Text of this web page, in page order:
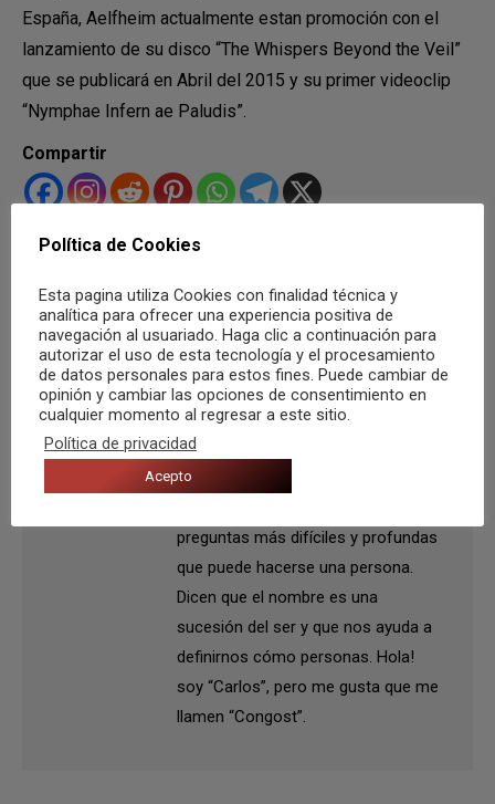
España, Aelfheim actualmente estan promoción con el
lanzamiento de su disco “The Whispers Beyond the Veil”
que se publicará en Abril del 2015 y su primer videoclip
“Nymphae Infern ae Paludis”.
Compartir
Etiquetas: Aelfheim The Whispers Beyond the Veil
Autor:
¿Que quién soy yo?” es
preguntas más difíciles y profundas
que puede hacerse una persona.
Dicen que el nombre es una
sucesión del ser y que nos ayuda a
definirnos cómo personas. Hola!
soy “Carlos”, pero me gusta que me
llamen “Congost”.
Política de Cookies
Esta pagina utiliza Cookies con finalidad técnica y
analítica para ofrecer una experiencia positiva de
navegación al usuariado. Haga clic a continuación para
autorizar el uso de esta tecnología y el procesamiento
de datos personales para estos fines. Puede cambiar de
opinión y cambiar las opciones de consentimiento en
cualquier momento al regresar a este sitio.
Política de privacidad
Acepto